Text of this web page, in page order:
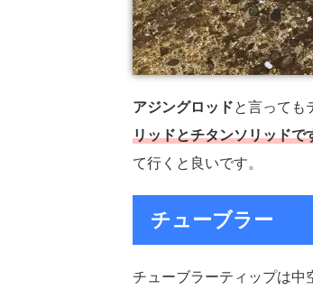
アジングロッドと言っても
リッドとチタンソリッドで
て行くと良いです。
チューブラー
チューブラーティップは中